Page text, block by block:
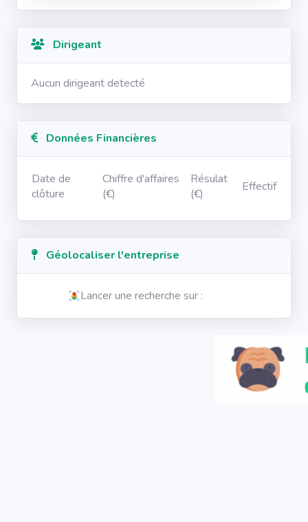
Dirigeant
Aucun dirigeant detecté
Données Financières
Date de
clôture
Chiffre d'affaires
(€)
Résulat
(€)
Effectif
Géolocaliser l'entreprise
Lancer une recherche sur :